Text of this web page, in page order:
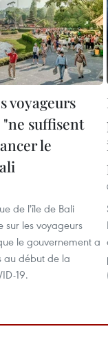
voyageurs
suffisent
le
de l'île de Bali
sur les voyageurs
le gouvernement a
au début de la
19.